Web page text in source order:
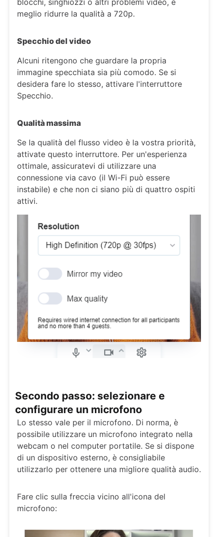
blocchi, singhiozzi o altri problemi video, è
meglio ridurre la qualità a 720p.
Specchio del video
Alcuni ritengono che guardare la propria
immagine specchiata sia più comodo. Se si
desidera fare lo stesso, attivare l'interruttore
Specchio.
Qualità massima
Se la qualità del flusso video è la vostra priorità,
attivate questo interruttore. Per un'esperienza
ottimale, assicuratevi di utilizzare una
connessione via cavo (il Wi-Fi può essere
instabile) e che non ci siano più di quattro ospiti
attivi.
Secondo passo: selezionare e
configurare un microfono
Lo stesso vale per il microfono. Di norma, è
possibile utilizzare un microfono integrato nella
webcam o nel computer portatile. Se si dispone
di un dispositivo esterno, è consigliabile
utilizzarlo per ottenere una migliore qualità audio.
Fare clic sulla freccia vicino all'icona del
microfono: